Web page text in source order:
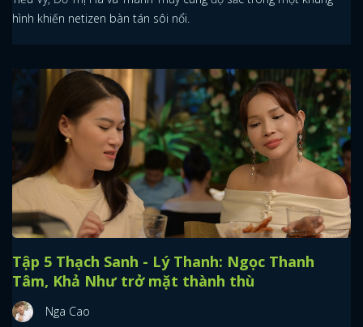
hình khiến netizen bàn tán sôi nổi.
Tập 5 Thạch Sanh - Lý Thanh: Ngọc Thanh
Tâm, Khả Như trở mặt thành thù
Nga Cao